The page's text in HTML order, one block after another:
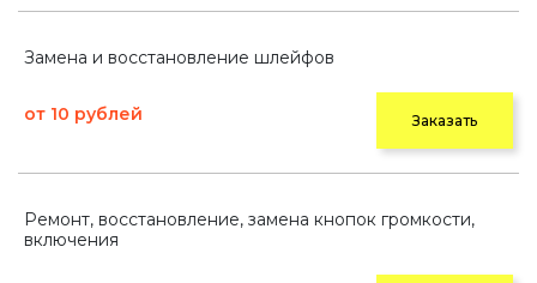
Замена и восстановление шлейфов
от 10 рублей Заказать
Ремонт, восстановление, замена кнопок громкости,
включения